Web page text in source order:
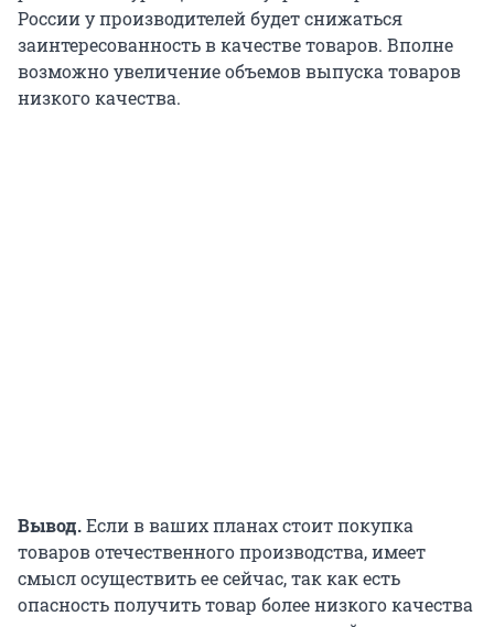
России у производителей будет снижаться
заинтересованность в качестве товаров. Вполне
возможно увеличение объемов выпуска товаров
низкого качества.
Вывод.Если в ваших планах стоит покупка
товаров отечественного производства, имеет
смысл осуществить ее сейчас, так как есть
опасность получить товар более низкого качества